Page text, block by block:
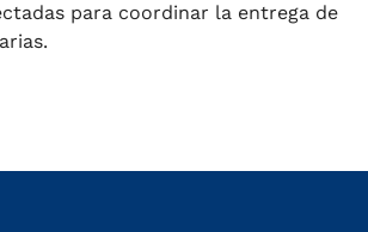
para coordinar la entrega de